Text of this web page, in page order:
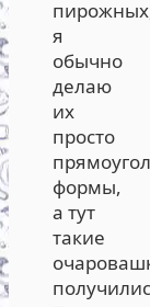
я
обычно
делаю
их
просто
формы,
а тут
такие